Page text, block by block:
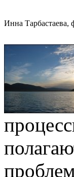
Инна